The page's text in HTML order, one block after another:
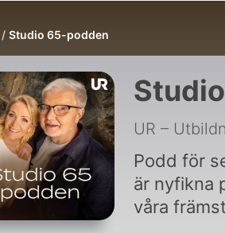
Studio 65-podden
UR –
Podd för
är nyfikna
våra